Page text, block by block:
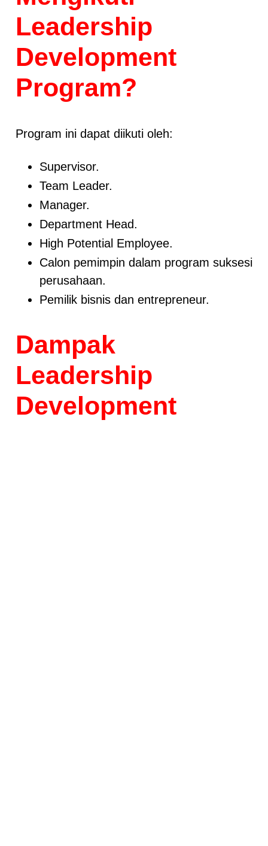
Leadership
Development
Program?
Program ini dapat diikuti oleh:
Supervisor.
Team Leader.
Manager.
Department Head.
High Potential Employee.
Calon pemimpin dalam program suksesi
perusahaan.
Pemilik bisnis dan entrepreneur.
Dampak
Leadership
Development